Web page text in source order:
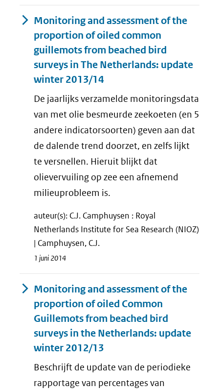
Monitoring and assessment of the
proportion of oiled common
guillemots from beached bird
surveys in The Netherlands: update
winter 2013/14
De jaarlijks verzamelde monitoringsdata
van met olie besmeurde zeekoeten (en 5
andere indicatorsoorten) geven aan dat
de dalende trend doorzet, en zelfs lijkt
te versnellen. Hieruit blijkt dat
olievervuiling op zee een afnemend
milieuprobleem is.
auteur(s): C.J. Camphuysen : Royal
Netherlands Institute for Sea Research (NIOZ)
| Camphuysen, C.J.
1 juni 2014
Monitoring and assessment of the
proportion of oiled Common
Guillemots from beached bird
surveys in the Netherlands: update
winter 2012/13
Beschrijft de update van de periodieke
rapportage van percentages van